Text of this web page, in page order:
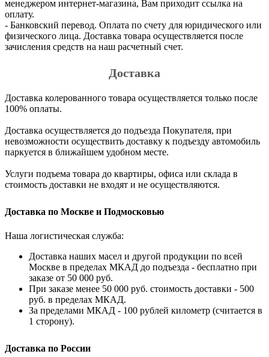
менеджером интернет-магазина, Вам приходит ссылка на
оплату.
- Банковский перевод. Оплата по счету для юридического или
физического лица. Доставка товара осуществляется после
зачисления средств на наш расчетный счет.
Доставка
Доставка колерованного товара осуществляется только после
100% оплаты.
Доставка осуществляется до подъезда Покупателя, при
невозможности осуществить доставку к подъезду автомобиль
паркуется в ближайшем удобном месте.
Услуги подъема товара до квартиры, офиса или склада в
стоимость доставки не входят и не осуществляются.
Доставка по Москве и Подмосковью
Наша логистическая служба:
Доставка наших масел и другой продукции по всей
Москве в пределах МКАД до подъезда - бесплатно при
заказе от 50 000 руб.
При заказе менее 50 000 руб. стоимость доставки - 500
руб. в пределах МКАД.
За пределами МКАД - 100 рублей километр (считается в
1 сторону).
Доставка по России